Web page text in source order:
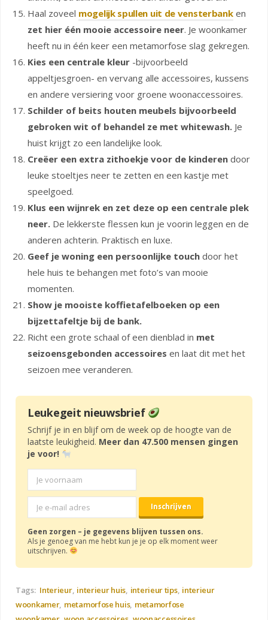
Haal zoveel mogelijk spullen uit de vensterbanken
zet hier één mooie accessoire neer. Je woonkamer
heeft nu in één keer een metamorfose slag gekregen.
Kies een centrale kleur -bijvoorbeeld
appeltjesgroen- en vervang alle accessoires, kussens
en andere versiering voor groene woonaccessoires.
Schilder of beits houten meubels bijvoorbeeld
gebroken wit of behandel ze met whitewash. Je
huist krijgt zo een landelijke look.
Creëer een extra zithoekje voor de kinderen door
leuke stoeltjes neer te zetten en een kastje met
speelgoed.
Klus een wijnrek en zet deze op een centrale plek
neer. De lekkerste flessen kun je voorin leggen en de
anderen achterin. Praktisch en luxe.
Geef je woning een persoonlijke touch door het
hele huis te behangen met foto’s van mooie
momenten.
Show je mooiste koffietafelboeken op een
bijzettafeltje bij de bank.
Richt een grote schaal of een dienblad in met
seizoensgebonden accessoires en laat dit met het
seizoen mee veranderen.
Leukegeit nieuwsbrief
Schrijf je in en blijf om de week op de hoogte van de
laatste leukigheid. Meer dan 47.500 mensen gingen
je voor!
Geen zorgen – je gegevens blijven tussen ons.
Als je genoeg van me hebt kun je je op elk moment weer
uitschrijven.
Tags: Interieur interieur huis interieur tips interieur
woonkamer metamorfose huis metamorfose